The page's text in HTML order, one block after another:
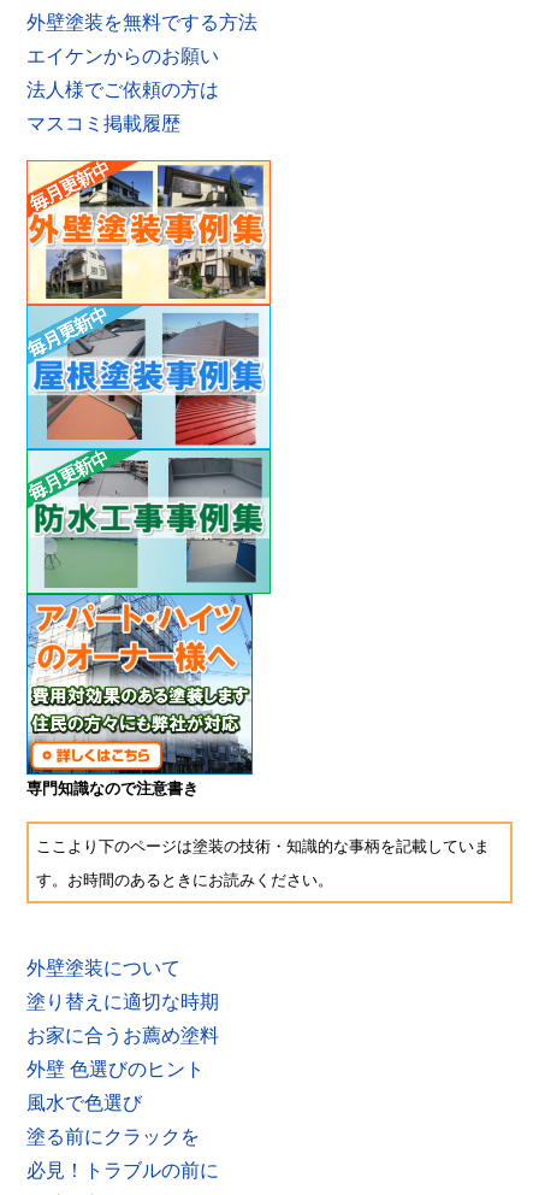
外壁塗装を無料でする方法
エイケンからのお願い
法人様でご依頼の方は
マスコミ掲載履歴
専門知識なので注意書き
ここより下のページは塗装の技術・知識的な事柄を記載していま
す。お時間のあるときにお読みください。
外壁塗装について
塗り替えに適切な時期
お家に合うお薦め塗料
外壁 色選びのヒント
風水で色選び
塗る前にクラックを
必見！トラブルの前に